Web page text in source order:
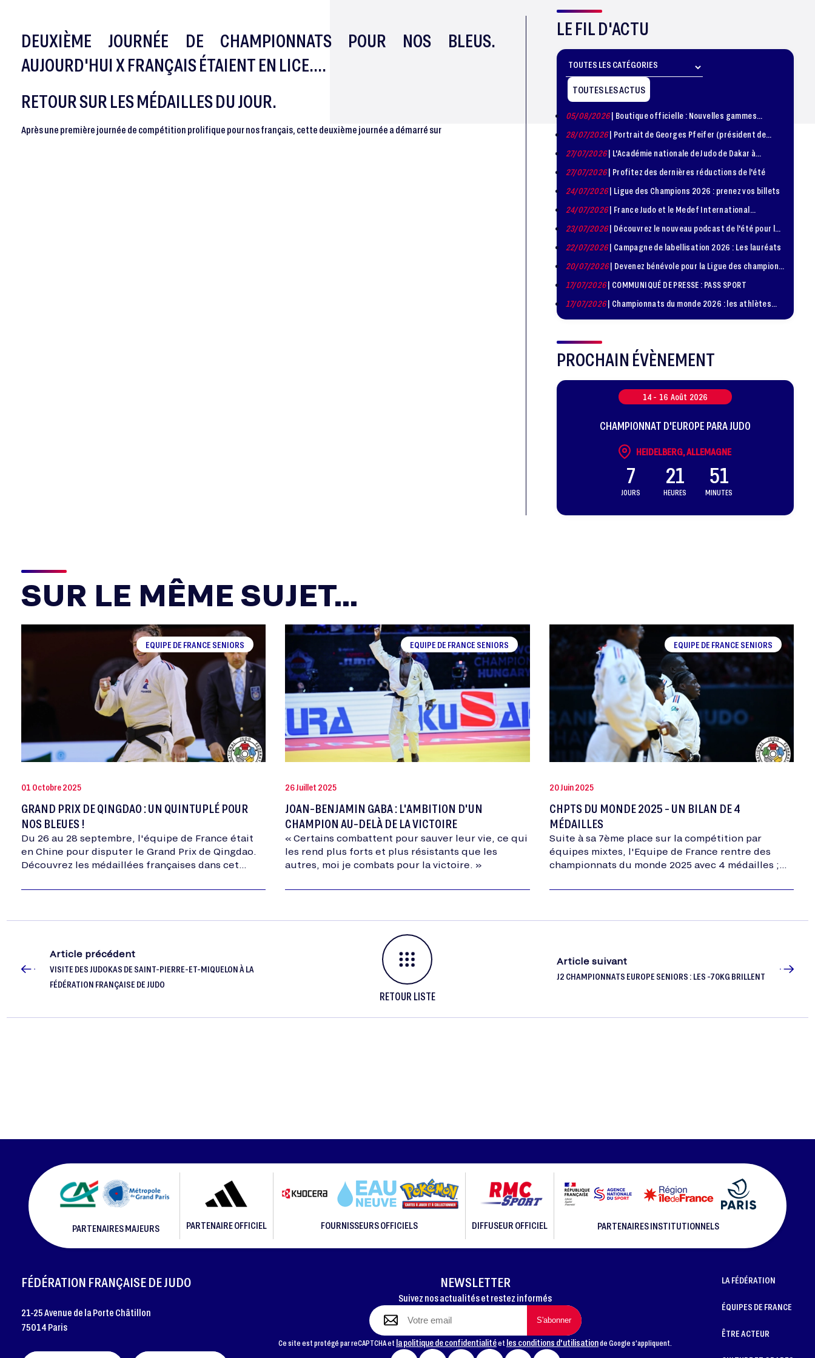
DEUXIÈME JOURNÉE DE CHAMPIONNATS POUR NOS BLEUS.
AUJOURD'HUI X FRANÇAIS ÉTAIENT EN LICE....
RETOUR SUR LES MÉDAILLES DU JOUR.
Après une première journée de compétition prolifique pour nos français, cette deuxième journée a démarré sur
LE FIL D'ACTU
TOUTES LES ACTUS
05/08/2026| Boutique officielle : Nouvelles gammes
disponible !
28/07/2026| Portrait de Georges Pfeifer (président de
1981 – 1986)
27/07/2026| L'Académie nationale de Judo de Dakar à
l'honneur
27/07/2026| Profitez des dernières réductions de l'été
24/07/2026| Ligue des Champions 2026 : prenez vos billets
24/07/2026| France Judo et le Medef International
organisent la troisième édition de la Journée de la
23/07/2026| Découvrez le nouveau podcast de l'été pour les
jeunes judokas
22/07/2026| Campagne de labellisation 2026 : Les lauréats
20/07/2026| Devenez bénévole pour la Ligue des champions
de judo à Paris le 24 octobre !
17/07/2026| COMMUNIQUÉ DE PRESSE : PASS SPORT
17/07/2026| Championnats du monde 2026 : les athlètes
sélectionnés
PROCHAIN ÉVÈNEMENT
14 - 16 Août 2026
CHAMPIONNAT D'EUROPE PARA JUDO
HEIDELBERG, ALLEMAGNE
7
JOURS
21
HEURES
51
MINUTES
SUR LE MÊME SUJET...
EQUIPE DE FRANCE SENIORS
01 Octobre 2025
GRAND PRIX DE QINGDAO : UN QUINTUPLÉ POUR
NOS BLEUES !
Du 26 au 28 septembre, l'équipe de France était
en Chine pour disputer le Grand Prix de Qingdao.
Découvrez les médaillées françaises dans cet
EQUIPE DE FRANCE SENIORS
26 Juillet 2025
JOAN-BENJAMIN GABA : L'AMBITION D'UN
CHAMPION AU-DELÀ DE LA VICTOIRE
« Certains combattent pour sauver leur vie, ce qui
les rend plus forts et plus résistants que les
autres, moi je combats pour la victoire. »
EQUIPE DE FRANCE SENIORS
20 Juin 2025
CHPTS DU MONDE 2025 - UN BILAN DE 4
MÉDAILLES
Suite à sa 7ème place sur la compétition par
équipes mixtes, l'Equipe de France rentre des
championnats du monde 2025 avec 4 médailles ;
Article précédent
VISITE DES JUDOKAS DE SAINT-PIERRE-ET-MIQUELON À LA
FÉDÉRATION FRANÇAISE DE JUDO
RETOUR LISTE
Article suivant
J2 CHAMPIONNATS EUROPE SENIORS : LES -70KG BRILLENT
PARTENAIRES MAJEURS PARTENAIRE OFFICIEL FOURNISSEURS OFFICIELS DIFFUSEUR OFFICIEL PARTENAIRES INSTITUTIONNELS
FOOTER
FÉDÉRATION FRANÇAISE DE JUDO
21-25 Avenue de la Porte Châtillon
75014 Paris
NEWSLETTER
Suivez nos actualités et restez informés
Ce site est protégé par reCAPTCHA et la politique de confidentialitéet les conditions d'utilisationde Google s'appliquent.
LA FÉDÉRATION
ÉQUIPES DE FRANCE
ÊTRE ACTEUR